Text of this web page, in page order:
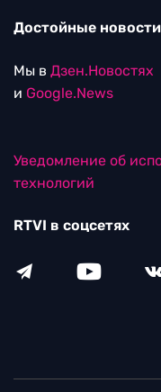
Достойные новости
Мы в Дзен.Новостях
и Google.News
Уведомление об
технологий
RTVI в соцсетях